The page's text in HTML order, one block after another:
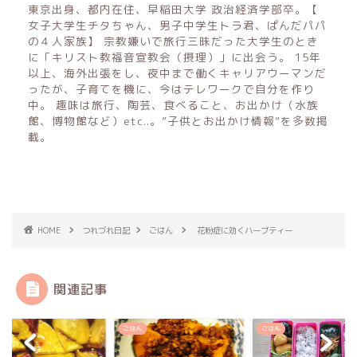
東京出身、都内在住、早稲田大学 政治経済学部卒。【
女子大学生チタちゃん、男子中学生トラ君、ぱんだパパ
の４人家族】 宗教嫌いで旅行三昧だった大学生のとき
に「キリスト教福音宣教会（摂理）」に出会う。 15年
以上、海外出張をし、夜中まで働くキャリアウーマンだ
ったが、子育てを機に、今はテレワークで自分を作り
中。 趣味は旅行、陶芸、食べること、お出かけ（水族
館、博物館など）etc..。”子供とお出かけ情報”を多数掲
載。
HOME つれづれ日記 ごはん 花粉症に効くハーブティー
関連記事
ごはん ごはん